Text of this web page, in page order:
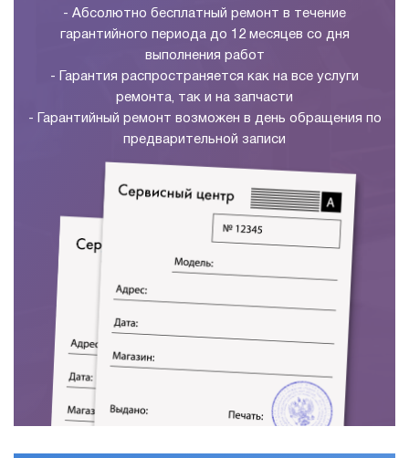
- Абсолютно бесплатный ремонт в течение
гарантийного периода до 12 месяцев со дня
выполнения работ
- Гарантия распространяется как на все услуги
ремонта, так и на запчасти
- Гарантийный ремонт возможен в день обращения по
предварительной записи